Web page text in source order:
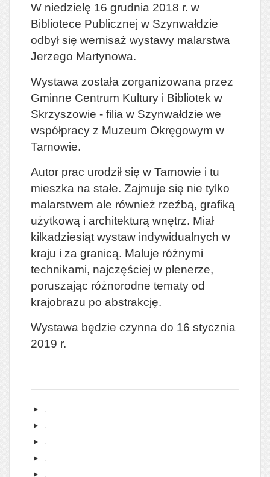
W niedzielę 16 grudnia 2018 r. w
Bibliotece Publicznej w Szynwałdzie
odbył się wernisaż wystawy malarstwa
Jerzego Martynowa.
Wystawa została zorganizowana przez
Gminne Centrum Kultury i Bibliotek w
Skrzyszowie - filia w Szynwałdzie we
współpracy z Muzeum Okręgowym w
Tarnowie.
Autor prac urodził się w Tarnowie i tu
mieszka na stałe. Zajmuje się nie tylko
malarstwem ale również rzeźbą, grafiką
użytkową i architekturą wnętrz. Miał
kilkadziesiąt wystaw indywidualnych w
kraju i za granicą. Maluje różnymi
technikami, najczęściej w plenerze,
poruszając różnorodne tematy od
krajobrazu po abstrakcję.
Wystawa będzie czynna do 16 stycznia
2019 r.